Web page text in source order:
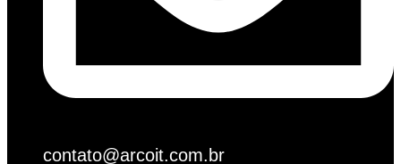
contato@arcoit.com.br